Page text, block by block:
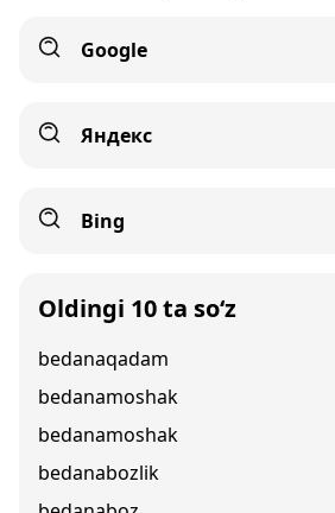
Google
Яндекс
Bing
Oldingi 10 ta so‘z
bedanaqadam
bedanamoshak
bedanamoshak
bedanabozlik